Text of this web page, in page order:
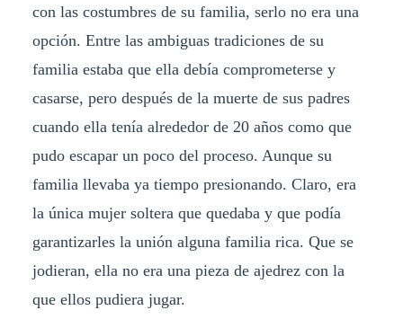
con las costumbres de su familia, serlo no era una
opción. Entre las ambiguas tradiciones de su
familia estaba que ella debía comprometerse y
casarse, pero después de la muerte de sus padres
cuando ella tenía alrededor de 20 años como que
pudo escapar un poco del proceso. Aunque su
familia llevaba ya tiempo presionando. Claro, era
la única mujer soltera que quedaba y que podía
garantizarles la unión alguna familia rica. Que se
jodieran, ella no era una pieza de ajedrez con la
que ellos pudiera jugar.